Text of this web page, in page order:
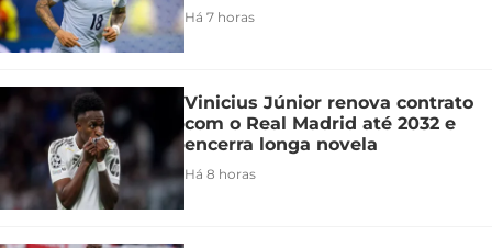
Há 7 horas
Vinicius Júnior renova contrato
com o Real Madrid até 2032 e
encerra longa novela
Há 8 horas